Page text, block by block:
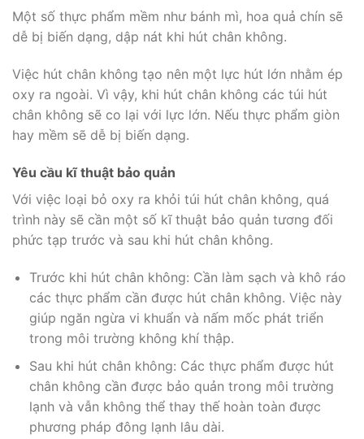
Một số thực phẩm mềm như bánh mì, hoa quả chín sẽ
dễ bị biến dạng, dập nát khi hút chân không.
Việc hút chân không tạo nên một lực hút lớn nhằm ép
oxy ra ngoài. Vì vậy, khi hút chân không các túi hút
chân không sẽ co lại với lực lớn. Nếu thực phẩm giòn
hay mềm sẽ dễ bị biến dạng.
Yêu cầu kĩ thuật bảo quản
Với việc loại bỏ oxy ra khỏi túi hút chân không, quá
trình này sẽ cần một số kĩ thuật bảo quản tương đối
phức tạp trước và sau khi hút chân không.
Trước khi hút chân không: Cần làm sạch và khô ráo
các thực phẩm cần được hút chân không. Việc này
giúp ngăn ngừa vi khuẩn và nấm mốc phát triển
trong môi trường không khí thập.
Sau khi hút chân không: Các thực phẩm được hút
chân không cần được bảo quản trong môi trường
lạnh và vẫn không thể thay thế hoàn toàn được
phương pháp đông lạnh lâu dài.